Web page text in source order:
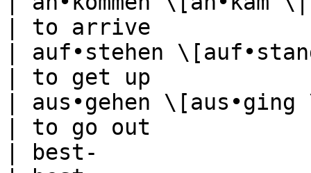
| to arrive
| auf•stehen
| to get up
| aus•gehen
| to go out
| best-